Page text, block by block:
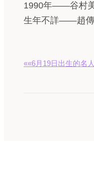
1990年——谷村
生年不詳——趙傳
««6月19日出生的名人